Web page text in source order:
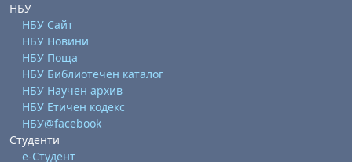
НБУ
НБУ Сайт
НБУ Новини
НБУ Поща
НБУ Библиотечен каталог
НБУ Научен архив
НБУ Етичен кодекс
НБУ@facebook
Студенти
е-Студент